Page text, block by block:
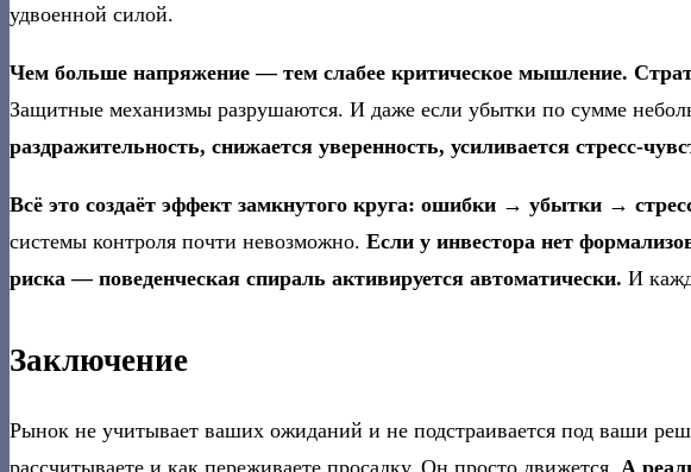
удвоенной силой.
Чем больше напряжение — тем слабее критическое мышление.
Защитные механизмы разрушаются. И даже если убытки по сумме
раздражительность, снижается уверенность, усиливается стресс-
Всё это создаёт эффект замкнутого круга: ошибки → убытки →
системы контроля почти невозможно. Если у инвестора нет
риска — поведенческая спираль активируется автоматически. И
Заключение
Рынок не учитывает ваших ожиданий и не подстраивается под ваши
рассчитываете и как переживаете просадку. Он просто движется. А